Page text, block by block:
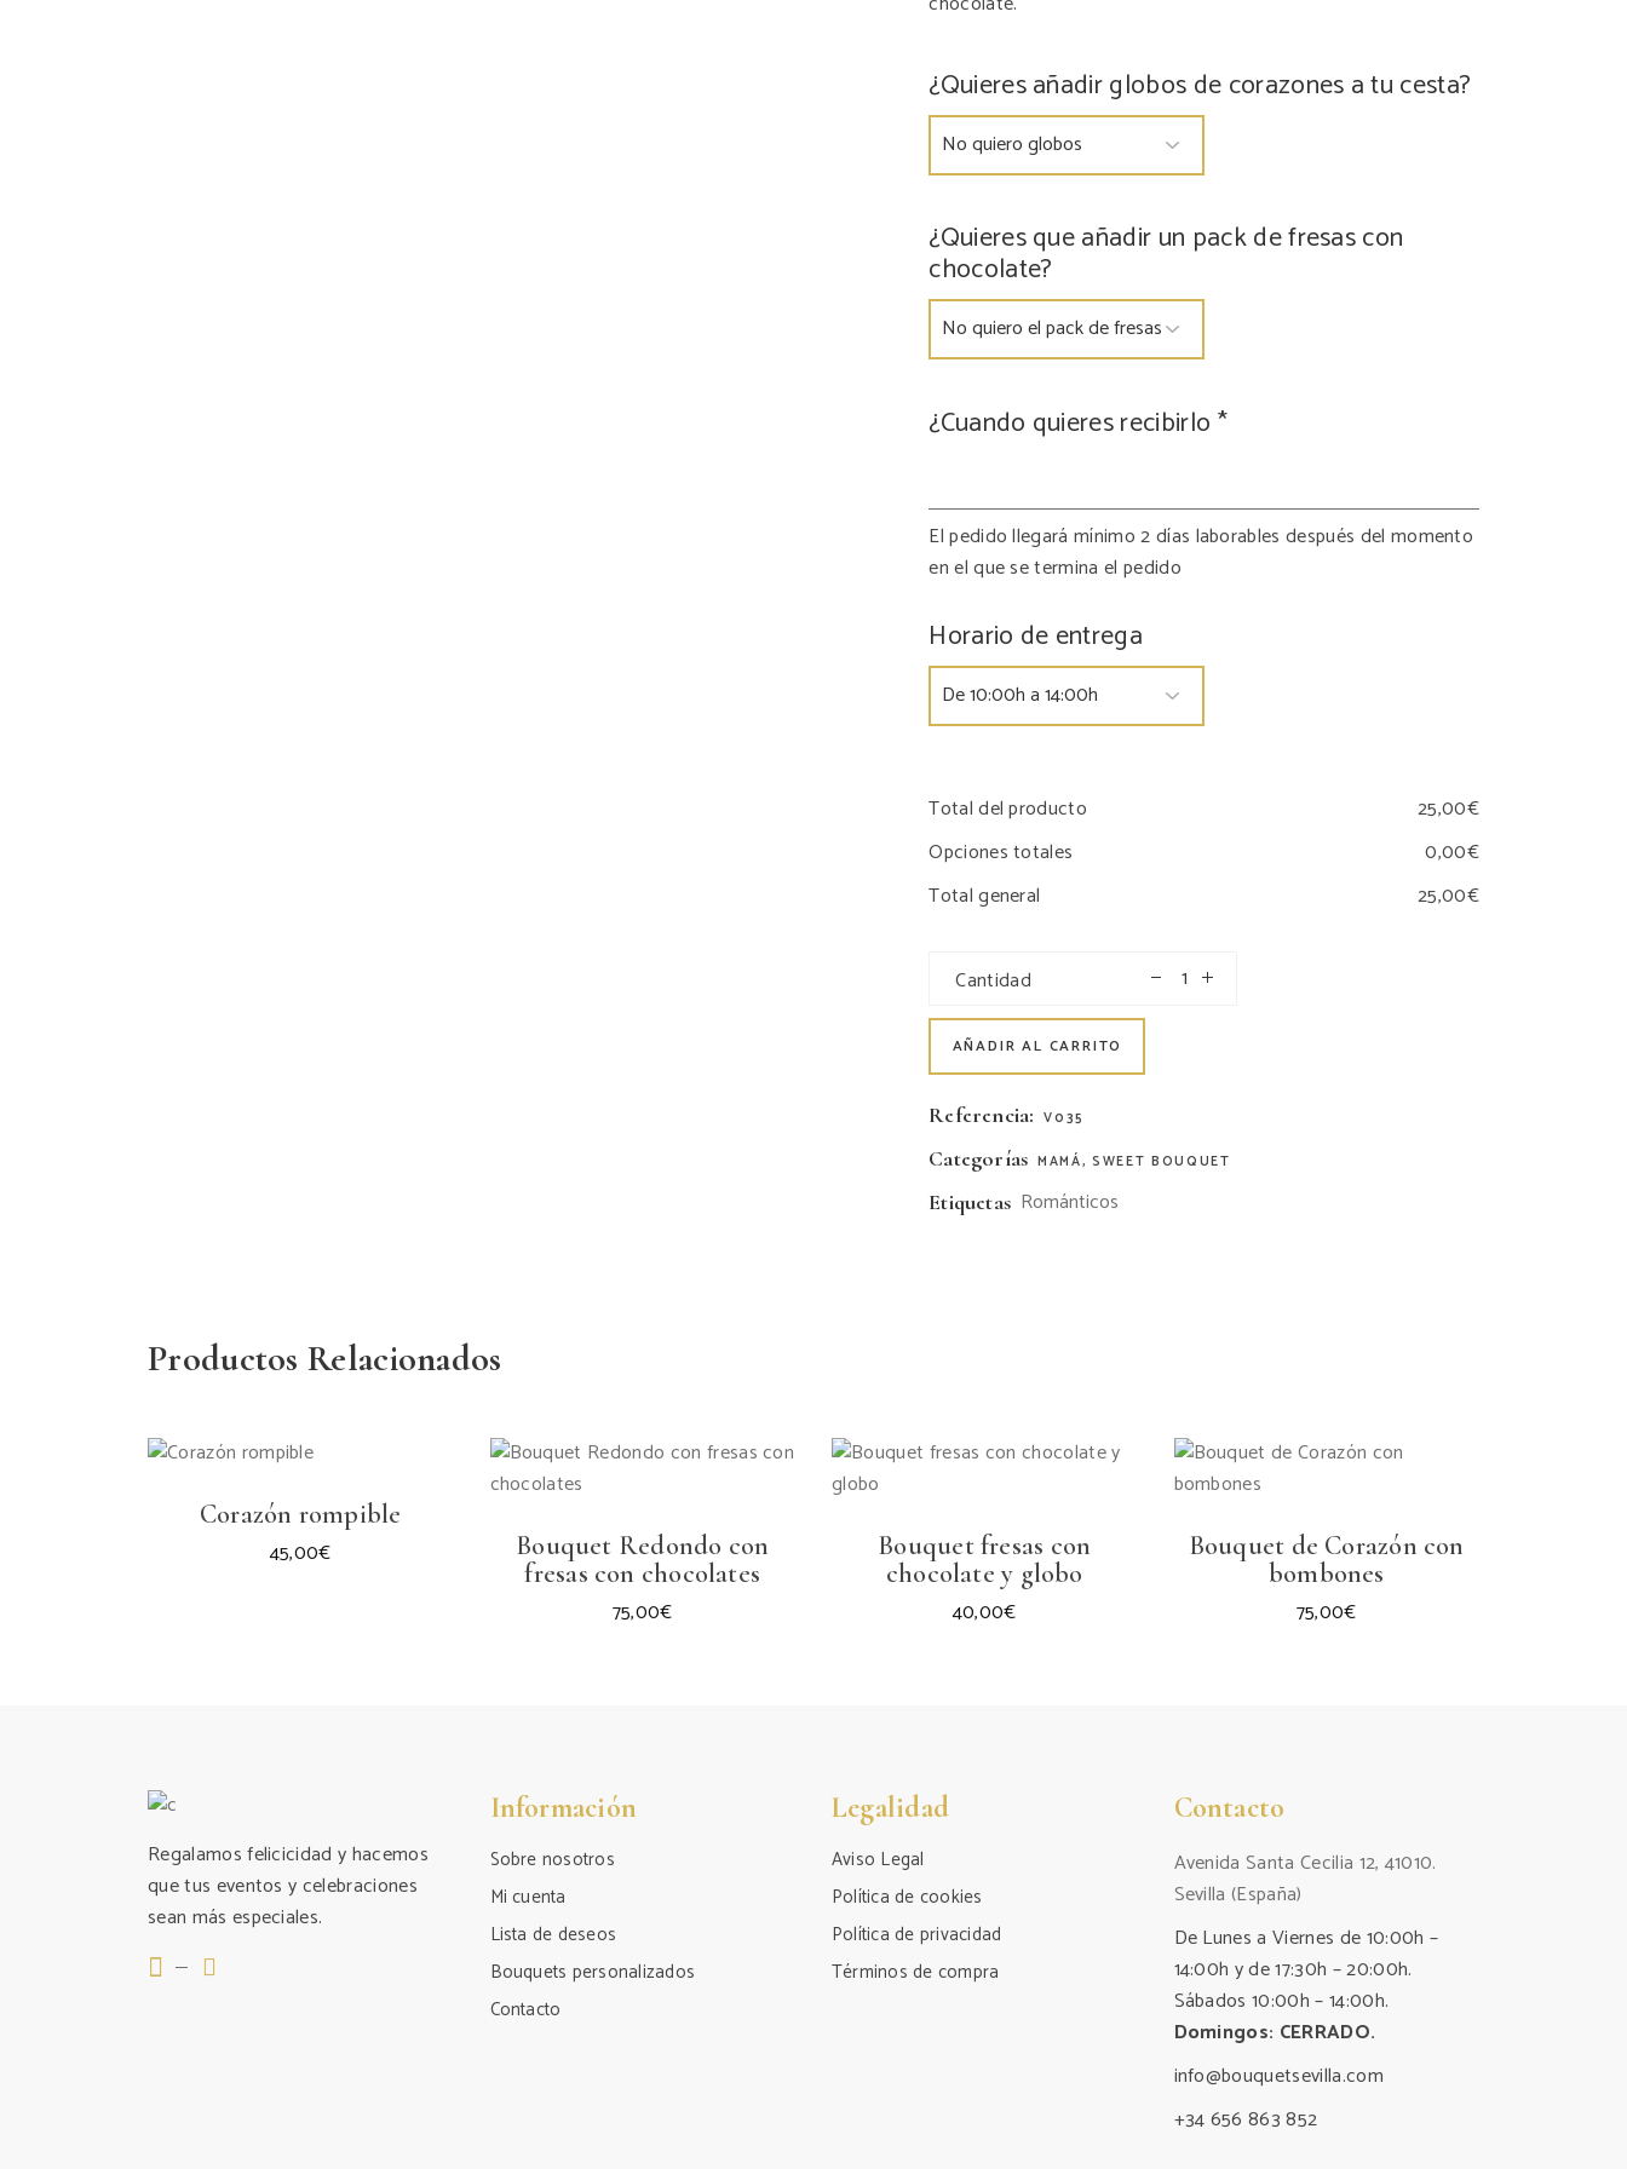
¿Quieres añadir globos de corazones a tu cesta?
¿Quieres que añadir un pack de fresas con
chocolate?
¿Cuando quieres recibirlo*
El pedido llegará mínimo 2 días laborables después del momento
en el que se termina el pedido
Horario de entrega
Total del producto
Opciones totales
Total general
Cantidad
AÑADIR AL CARRITO
Referencia: V035
Categorías MAMÁ, SWEET BOUQUET
Etiquetas Románticos
Productos Relacionados
Corazón rompible
45,00€
Bouquet Redondo con
fresas con chocolates
75,00€
Bouquet fresas con
chocolate y globo
40,00€
Bouquet de Corazón con
bombones
75,00€
Regalamos felicicidad y hacemos
que tus eventos y celebraciones
sean más especiales.
Información
Sobre nosotros
Mi cuenta
Lista de deseos
Bouquets personalizados
Contacto
Legalidad
Aviso Legal
Política de cookies
Política de privacidad
Términos de compra
Contacto
Avenida Santa Cecilia 12, 41010.
Sevilla (España)
De Lunes a Viernes de 10:00h –
14:00h y de 17:30h – 20:00h.
Sábados 10:00h – 14:00h.
Domingos: CERRADO.
info@bouquetsevilla.com
+34 656 863 852‬